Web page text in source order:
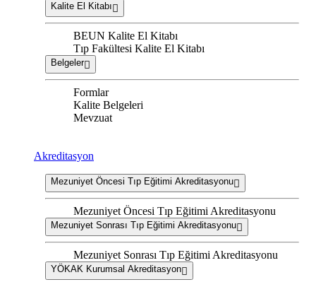
Kalite El Kitabı
BEUN Kalite El Kitabı
Tıp Fakültesi Kalite El Kitabı
Belgeler
Formlar
Kalite Belgeleri
Mevzuat
Akreditasyon
Mezuniyet Öncesi Tıp Eğitimi Akreditasyonu
Mezuniyet Öncesi Tıp Eğitimi Akreditasyonu
Mezuniyet Sonrası Tıp Eğitimi Akreditasyonu
Mezuniyet Sonrası Tıp Eğitimi Akreditasyonu
YÖKAK Kurumsal Akreditasyon